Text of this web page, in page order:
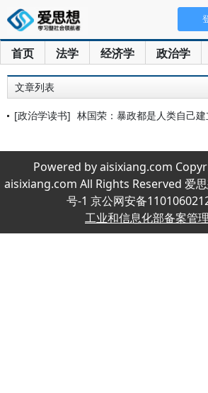
首页 法学 经济学 政治学
文章列表
[政治学读书] 林国荣：暴政都是人类自己建立起来的
Powered by aisixiang.com
aisixiang.com All Rights Reserved 爱
号-1 京公网安备
工业和信息化部备案管